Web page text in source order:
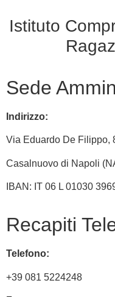
Istituto
Sede
Indirizzo:
Via Eduardo De Filippo,
Casalnuovo di Napoli
IBAN: IT 06 L 01030
Recapiti
Telefono:
+39 081 5224248